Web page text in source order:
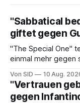
"Sabbatical
giftet gegen
"The Special One"
einmal mehr gegen
Von SID 10 Aug.
"Vertrauen
gegen